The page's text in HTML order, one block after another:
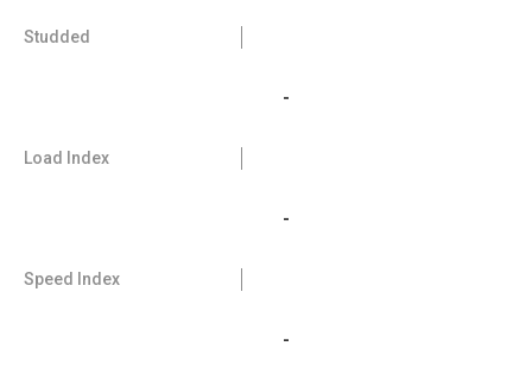
Studded
-
Load Index
-
Speed Index
-